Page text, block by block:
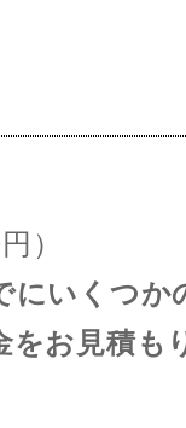
）
にいくつか
をお見積も